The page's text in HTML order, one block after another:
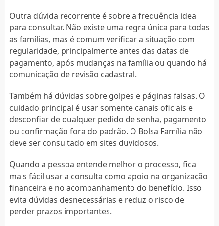
Outra dúvida recorrente é sobre a frequência ideal
para consultar. Não existe uma regra única para todas
as famílias, mas é comum verificar a situação com
regularidade, principalmente antes das datas de
pagamento, após mudanças na família ou quando há
comunicação de revisão cadastral.
Também há dúvidas sobre golpes e páginas falsas. O
cuidado principal é usar somente canais oficiais e
desconfiar de qualquer pedido de senha, pagamento
ou confirmação fora do padrão. O Bolsa Família não
deve ser consultado em sites duvidosos.
Quando a pessoa entende melhor o processo, fica
mais fácil usar a consulta como apoio na organização
financeira e no acompanhamento do benefício. Isso
evita dúvidas desnecessárias e reduz o risco de
perder prazos importantes.